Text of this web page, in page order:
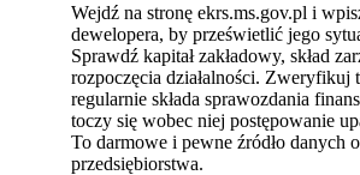
Wejdź na stronę ekrs.ms.gov.pl i
dewelopera, by prześwietlić jego
Sprawdź kapitał zakładowy, skład
rozpoczęcia działalności. Zweryfikuj
regularnie składa sprawozdania
toczy się wobec niej postępowanie
To darmowe i pewne źródło danych
przedsiębiorstwa.